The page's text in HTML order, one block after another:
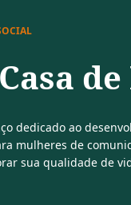
dedicado ao
mulheres de
sua qualidade de